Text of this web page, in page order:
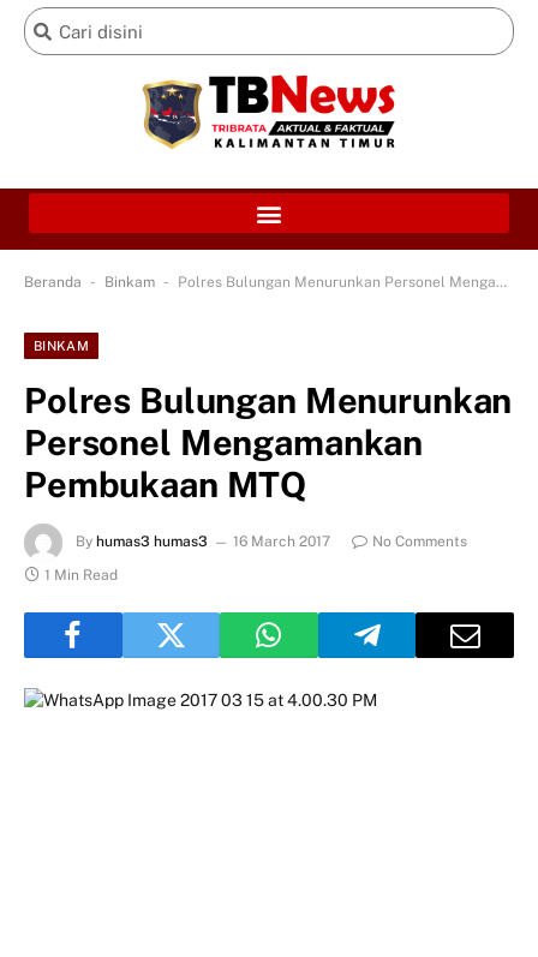
Beranda - Binkam - Polres Bulungan Menurunkan Personel Mengamankan Pembukaan MTQ
BINKAM
Polres Bulungan Menurunkan
Personel Mengamankan
Pembukaan MTQ
By humas3 humas3 16 March 2017
No Comments
1 Min Read